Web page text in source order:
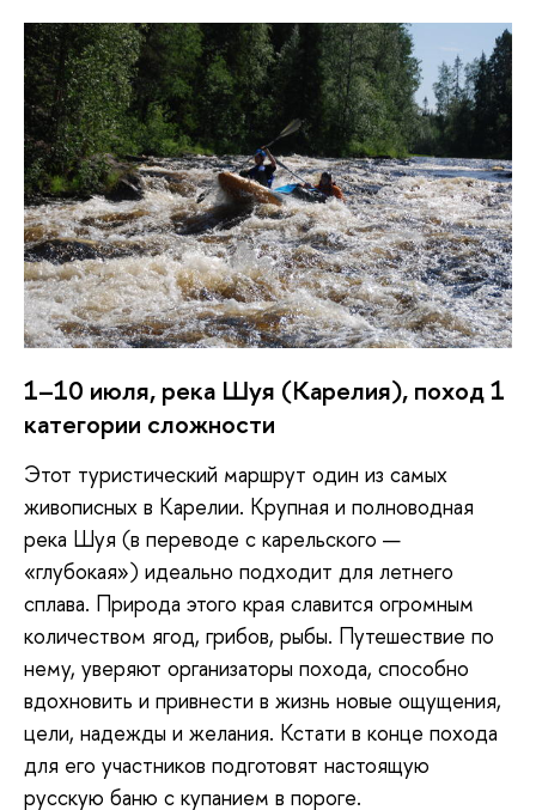
1–10 июля, река Шуя (Карелия), поход 1
категории сложности
Этот туристический маршрут один из самых
живописных в Карелии. Крупная и полноводная
река Шуя (в переводе с карельского —
«глубокая») идеально подходит для летнего
сплава. Природа этого края славится огромным
количеством ягод, грибов, рыбы. Путешествие по
нему, уверяют организаторы похода, способно
вдохновить и привнести в жизнь новые ощущения,
цели, надежды и желания. Кстати в конце похода
для его участников подготовят настоящую
русскую баню с купанием в пороге.